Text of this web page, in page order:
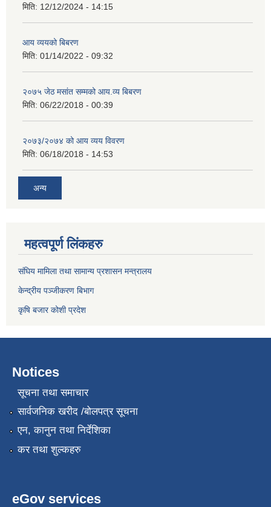
मिति: 12/12/2024 - 14:15
आय व्ययको बिबरण
मिति: 01/14/2022 - 09:32
२०७५ जेठ मसांत सम्मको आय.व्य बिबरण
मिति: 06/22/2018 - 00:39
२०७३/२०७४ को आय व्यय विवरण
मिति: 06/18/2018 - 14:53
अन्य
महत्वपूर्ण लिंकहरु
संघिय मामिला तथा सामान्य प्रशासन मन्त्रालय
केन्द्रीय पञ्जीकरण बिभाग
कृषि बजार कोशी प्रदेश
Notices
सूचना तथा समाचार
सार्वजनिक खरीद /बोलपत्र सूचना
एन, कानुन तथा निर्देशिका
कर तथा शुल्कहरु
eGov services